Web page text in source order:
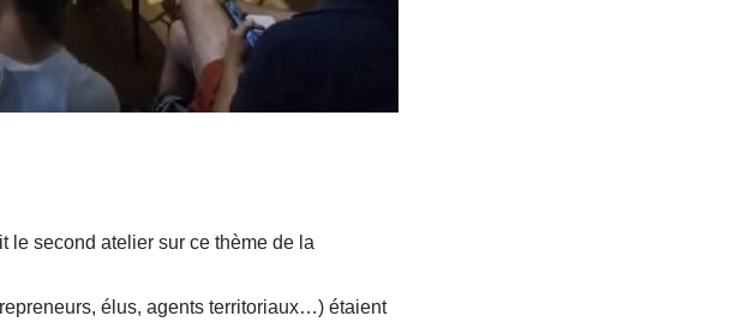
le second atelier sur ce thème de la
élus, agents territoriaux…) étaient